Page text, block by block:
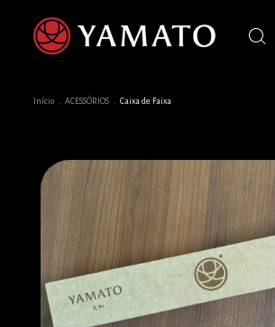
Início . ACESSÓRIOS . Caixa de Faixa